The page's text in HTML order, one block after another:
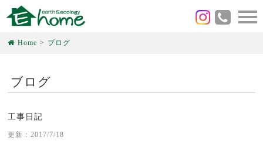
Home ブログ
ブログ
工事日記
更新：2017/7/18